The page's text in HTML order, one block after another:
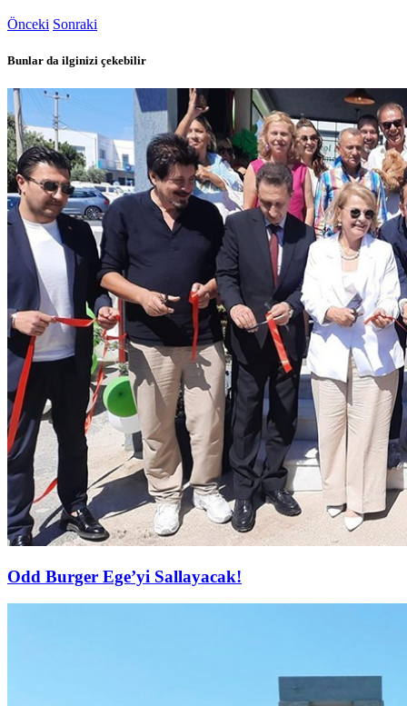
Önceki Sonraki
Bunlar da ilginizi çekebilir
Odd Burger Ege’yi Sallayacak!